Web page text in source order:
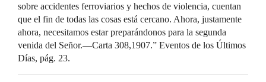
sobre accidentes ferroviarios y hechos de violencia, cuentan
que el fin de todas las cosas está cercano. Ahora, justamente
ahora, necesitamos estar preparándonos para la segunda
venida del Señor.—Carta 308,1907.” Eventos de los Últimos
Días, pág. 23.